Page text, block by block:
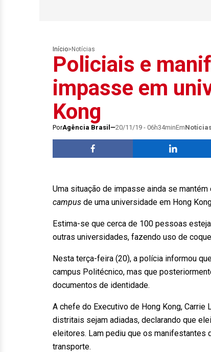
Início> Notícias
Policiais e
impasse em
Kong
PorAgência Brasil 20/11/19 - 06h34minEm
Uma situação de impasse ainda se
campus de uma universidade em Hong
Estima-se que cerca de 100 pessoas
outras universidades, fazendo uso de
Nesta terça-feira (20), a polícia informou
campus Politécnico, mas que
documentos de identidade.
A chefe do Executivo de Hong Kong,
distritais sejam adiadas, declarando que
eleitores. Lam pediu que os manifestantes
transporte.